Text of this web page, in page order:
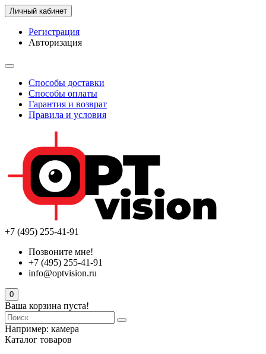
Личный кабинет
Регистрация
Авторизация
Способы доставки
Способы оплаты
Гарантия и возврат
Правила и условия
+7 (495) 255-41-91
Позвоните мне!
+7 (495) 255-41-91
info@optvision.ru
0
Ваша корзина пуста!
Например: камера
Каталог товаров